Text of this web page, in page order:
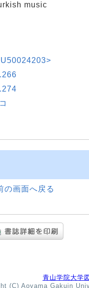
music
の画面へ戻る
青山学院大学
(C) Aoyama Gakuin